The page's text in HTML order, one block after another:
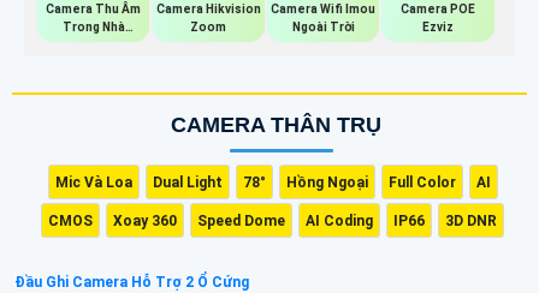
Camera Thu Âm
Trong Nhà
Hikvision
Camera Hikvision
Zoom
Camera Wifi Imou
Ngoài Trời
Camera POE
Ezviz
CAMERA THÂN TRỤ
Mic Và Loa Dual Light 78° Hồng Ngoại Full Color AI
CMOS Xoay 360 Speed Dome AI Coding IP66 3D DNR
Đầu Ghi Camera Hỗ Trợ 2 Ổ Cứng